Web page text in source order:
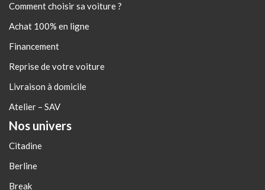
Comment choisir sa voiture ?
Achat 100% en ligne
Financement
Reprise de votre voiture
Livraison à domicile
Atelier – SAV
Nos univers
Citadine
Berline
Break